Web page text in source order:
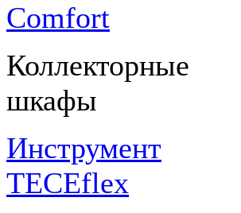
Comfort
Коллекторные
шкафы
Инструмент
TECEflex